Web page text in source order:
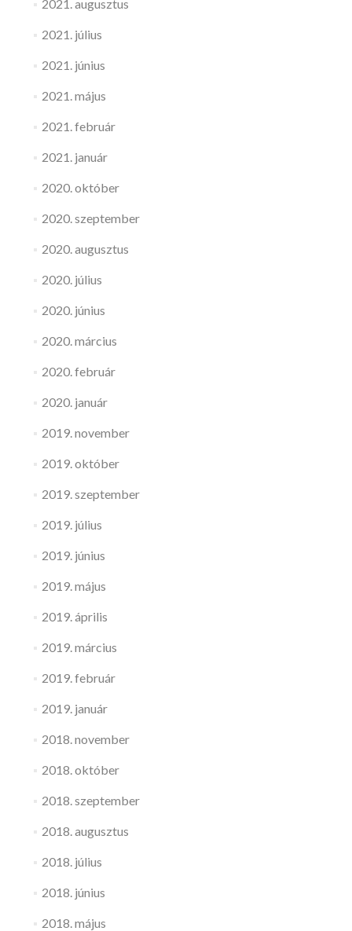
2021. augusztus
2021. július
2021. június
2021. május
2021. február
2021. január
2020. október
2020. szeptember
2020. augusztus
2020. július
2020. június
2020. március
2020. február
2020. január
2019. november
2019. október
2019. szeptember
2019. július
2019. június
2019. május
2019. április
2019. március
2019. február
2019. január
2018. november
2018. október
2018. szeptember
2018. augusztus
2018. július
2018. június
2018. május